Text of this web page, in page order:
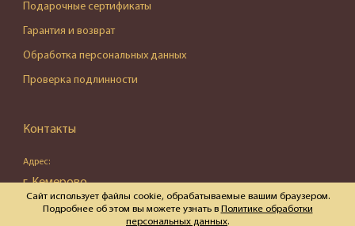
Подарочные сертификаты
Гарантия и возврат
Обработка персональных данных
Проверка подлинности
Контакты
Адрес:
г. Кемерово,
ул. Весенняя, д. 16, пом. 87
Сайт использует файлы cookie, обрабатываемые вашим браузером.
Подробнее об этом вы можете узнать в Политике обработки
персональных данных.